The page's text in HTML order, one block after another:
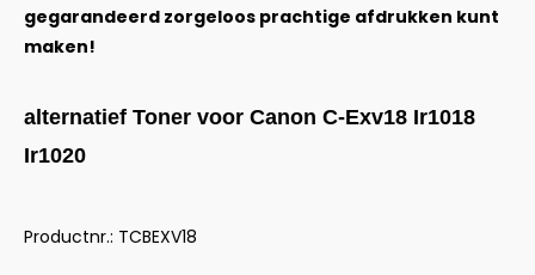
gegarandeerd zorgeloos prachtige afdrukken kunt
maken!
alternatief Toner voor Canon C-Exv18 Ir1018
Ir1020
Productnr.: TCBEXV18